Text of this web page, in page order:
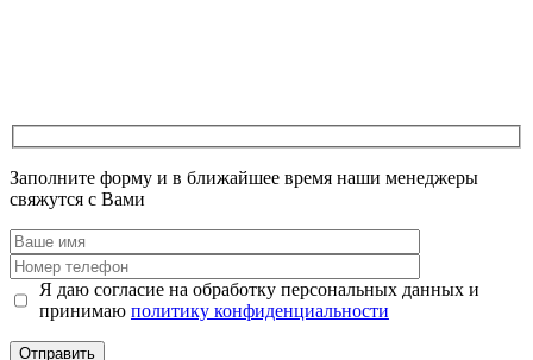
Заполните форму и в ближайшее время наши менеджеры
свяжутся с Вами
Я даю согласие на обработку персональных данных и
принимаю политику конфиденциальности